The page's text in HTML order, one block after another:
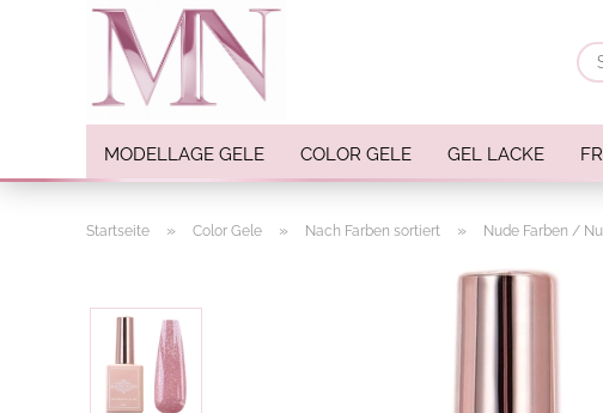
MODELLAGE GELE COLOR GELE GEL LACKE
Startseite » Color Gele » Nach Farben sortiert » Nude Farben /